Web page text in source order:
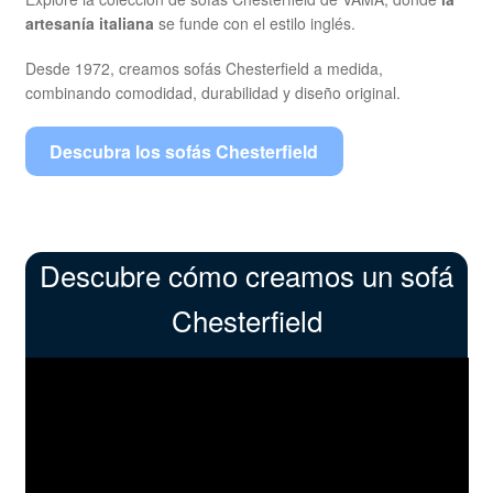
artesanía italiana se funde con el estilo inglés.
Desde 1972, creamos sofás Chesterfield a medida,
combinando comodidad, durabilidad y diseño original.
Descubra los sofás Chesterfield
Descubre cómo creamos un sofá
Chesterfield